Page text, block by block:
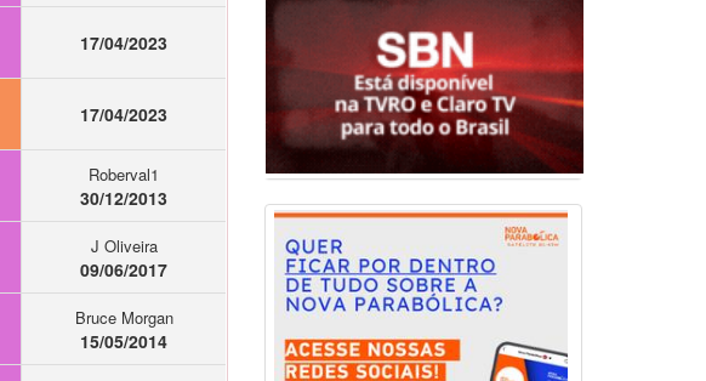
17/04/2023
17/04/2023
Roberval1
30/12/2013
J Oliveira
09/06/2017
Bruce Morgan
15/05/2014